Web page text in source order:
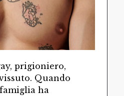
prigioniero,
Quando
ha